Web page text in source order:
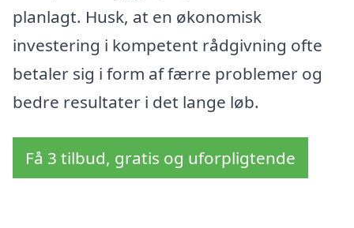
planlagt. Husk, at en økonomisk
investering i kompetent rådgivning ofte
betaler sig i form af færre problemer og
bedre resultater i det lange løb.
Få 3 tilbud, gratis og uforpligtende